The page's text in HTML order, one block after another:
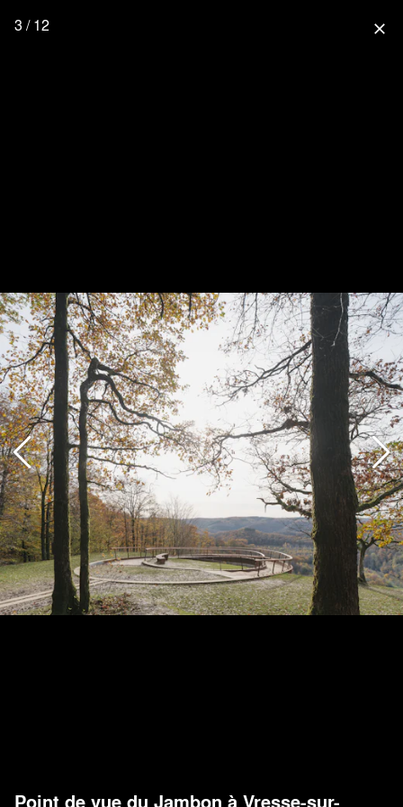
3 / 12 close
Point de vue du Jambon à Vresse-sur-